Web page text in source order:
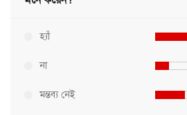
হ্যাঁ
না
মন্তব্য নেই